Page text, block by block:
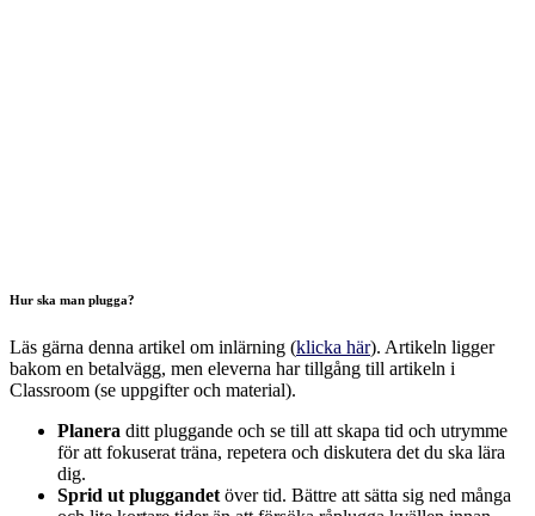
Hur ska man plugga?
Läs gärna denna artikel om inlärning (klicka här). Artikeln ligger
bakom en betalvägg, men eleverna har tillgång till artikeln i
Classroom (se uppgifter och material).
Planera ditt pluggande och se till att skapa tid och utrymme
för att fokuserat träna, repetera och diskutera det du ska lära
dig.
Sprid ut pluggandet över tid. Bättre att sätta sig ned många